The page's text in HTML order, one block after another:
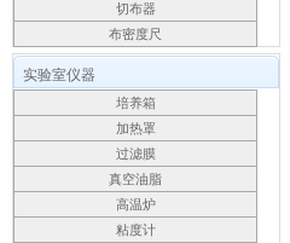
切布器
布密度尺
实验室仪器
培养箱
加热罩
过滤膜
真空油脂
高温炉
粘度计